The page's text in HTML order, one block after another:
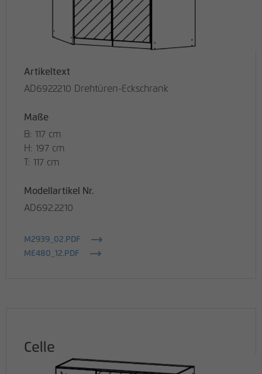
Artikeltext
AD6922210 Drehtüren-Eckschrank
Maße
B: 117 cm
H: 197 cm
T: 117 cm
Modellartikel Nr.
AD692.2210
M2939_02.PDF
ME480_12.PDF
Celle